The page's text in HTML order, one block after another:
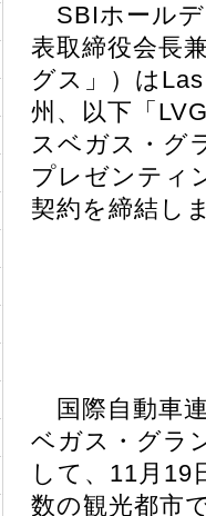
SBIホールデ
表取締役会長
グス」）は
州、以下「
スベガス・グ
プレゼンティ
契約を締結し
国際自動車
ベガス・グラ
して、11月19
数の観光都市